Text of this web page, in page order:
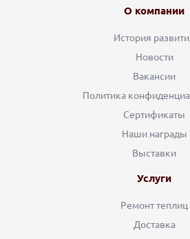
О компании
История
Новости
Вакансии
Политика
Сертификаты
Наши награды
Выставки
Услуги
Ремонт теплиц
Доставка